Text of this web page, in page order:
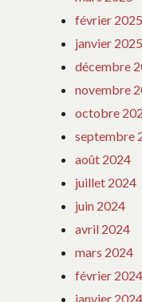
février 2025
janvier 2025
décembre
novembre
octobre
septembre
août 2024
juillet 2024
juin 2024
avril 2024
mars 2024
février 2024
janvier 2024